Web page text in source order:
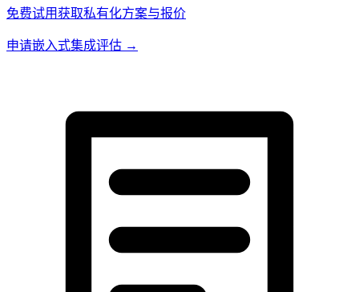
免费试用获取私有化方案与报价
申请嵌入式集成评估 →